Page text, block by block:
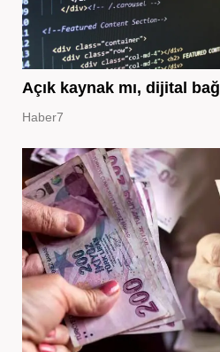
Açık kaynak mı, dijital
Haber7